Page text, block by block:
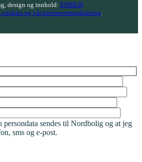
design og innhold: ENSIGN
cookies og vår personvernserklæring
persondata sendes til Nordbolig og at jeg
sms og e-post.